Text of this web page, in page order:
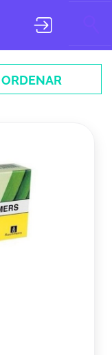
ORDENAR